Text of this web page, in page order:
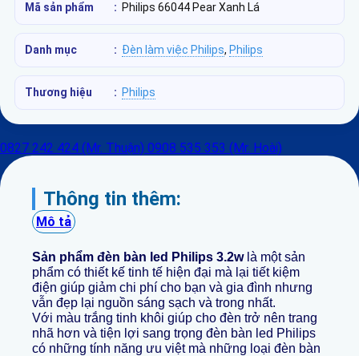
Mã sản phẩm : Philips 66044 Pear Xanh Lá
Danh mục : Đèn làm việc Philips, Philips
Thương hiệu : Philips
0827 242 424 (Mr. Thuận) 0908 535 353 (Mr. Hoài)
Thông tin thêm:
Mô tả
Sản phẩm đèn bàn led Philips 3.2wlà một sản
phẩm có thiết kế tinh tế hiện đại mà lại tiết kiệm
điện giúp giảm chi phí cho bạn và gia đình nhưng
vẫn đẹp lại nguồn sáng sạch và trong nhất.
Với màu trắng tinh khôi giúp cho đèn trở nên trang
nhã hơn và tiện lợi sang trọng đèn bàn led Philips
có những tính năng ưu việt mà những loại đèn bàn